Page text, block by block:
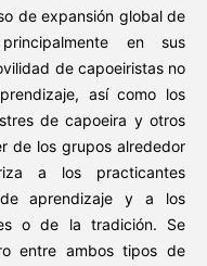
de expansión global de
en sus
de capoeiristas no
así como los
de capoeira y otros
de los grupos alrededor
a los practicantes
de aprendizaje y a los
o de la tradición. Se
entre ambos tipos de